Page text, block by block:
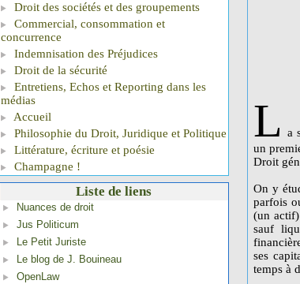
Droit des sociétés et des groupements
Commercial, consommation et
concurrence
Indemnisation des Préjudices
Droit de la sécurité
Entretiens, Echos et Reporting dans les
médias
Accueil
Philosophie du Droit, Juridique et Politique
Littérature, écriture et poésie
Champagne !
Liste de liens
Nuances de droit
Jus Politicum
Le Petit Juriste
Le blog de J. Bouineau
OpenLaw
L
a
un
Droit
On y
parfois
(un
sauf
ses
temps à